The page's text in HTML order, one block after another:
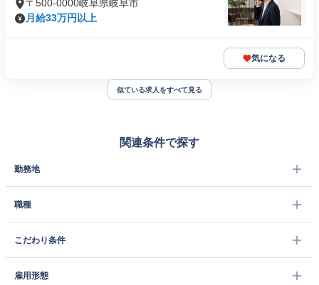
〒500-0000岐阜県岐阜市
月給33万円以上
気になる
似ている求人をすべて見る
関連条件で探す
勤務地
職種
こだわり条件
雇用形態